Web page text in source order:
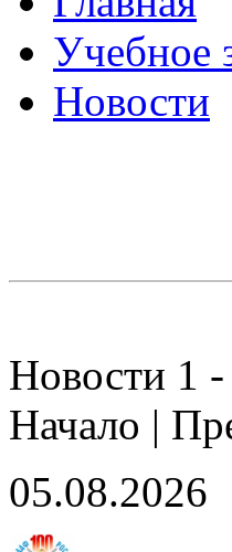
Учебное
Новости
Новости 1
Начало |
05.08.2026